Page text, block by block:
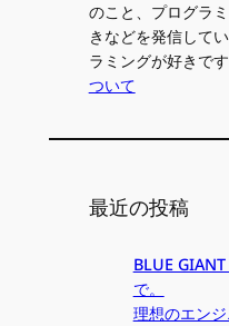
のこと、プログラ
きなどを発信して
ラミングが好きです
ついて
最近の投稿
BLUE
で。
理想のエン